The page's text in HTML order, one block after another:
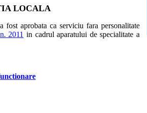
LOCALA
aprobata ca serviciu fara personalitate
2011 in cadrul aparatului de specialitate a